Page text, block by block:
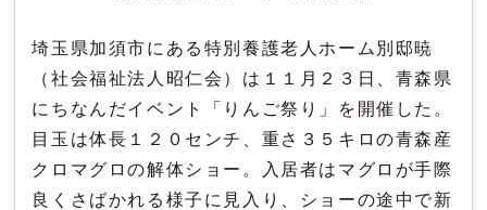
埼玉県加須市にある特別養護老人ホーム別邸暁
（社会福祉法人昭仁会）は１１月２３日、青森県
にちなんだイベント「りんご祭り」を開催した。
目玉は体長１２０センチ、重さ３５キロの青森産
クロマグロの解体ショー。入居者はマグロが手際
良くさばかれる様子に見入り、ショーの途中で新